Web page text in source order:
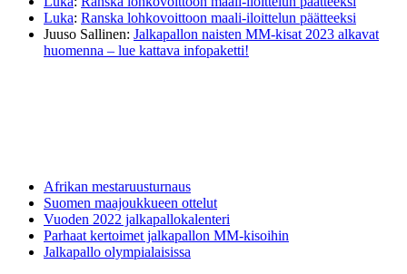
Luka: Ranska lohkovoittoon maali-iloittelun päätteeksi
Juuso Sallinen: Jalkapallon naisten MM-kisat 2023 alkavat
huomenna – lue kattava infopaketti!
Afrikan mestaruusturnaus
Suomen maajoukkueen ottelut
Vuoden 2022 jalkapallokalenteri
Parhaat kertoimet jalkapallon MM-kisoihin
Jalkapallo olympialaisissa